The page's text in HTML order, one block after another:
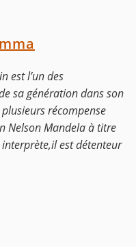
est l’un des
sa génération dans son
récompense
Nelson Mandela à titre
est détenteur